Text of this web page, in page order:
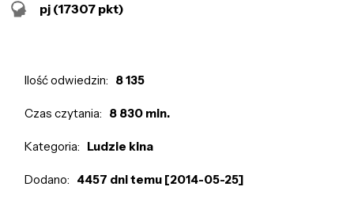
pj (17307 pkt)
Ilość odwiedzin: 8 135
Czas czytania: 8 830 min.
Kategoria: Ludzie kina
Dodano: 4457 dni temu [2014-05-25]